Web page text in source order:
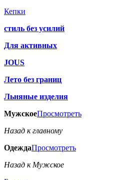
Кепки
стиль без усилий
Для активных
JOUS
Лето без границ
Льняные изделия
МужскоеПросмотреть
Назад к главному
ОдеждаПросмотреть
Назад к Мужское